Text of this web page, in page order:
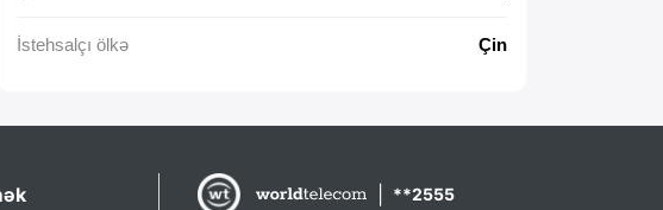
İstehsalçı ölkə Çin
**2555